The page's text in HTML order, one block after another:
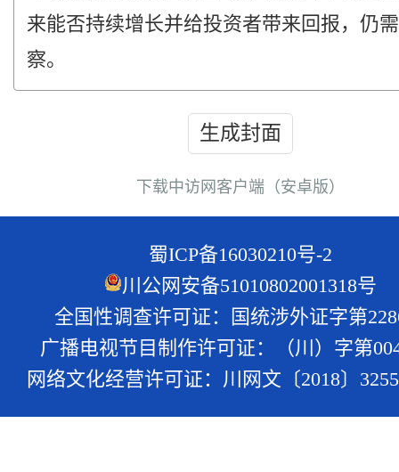
来能否持续增长并给投资者带来回报，仍
察。
生成封面
下载中访网客户端（安卓版）
蜀ICP备16030210号-2
川公网安备51010802001318号
全国性调查许可证：国统涉外证字第
广播电视节目制作许可证：（川）字第
网络文化经营许可证：川网文〔2018〕